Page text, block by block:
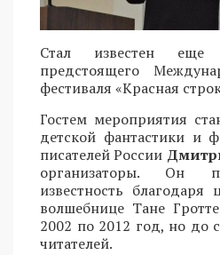
Стал известен еще
предстоящего
фестиваля «Красная
Гостем мероприятия
детской фантастики и
писателей России
организаторы. Он
известность
волшебнице Тане
2002 по 2012 год, но до
читателей.